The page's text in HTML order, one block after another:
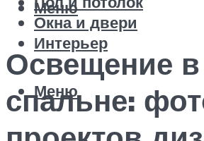
Окна и двери
Интерьер
Меню
Меню
Освещение в
спальне: